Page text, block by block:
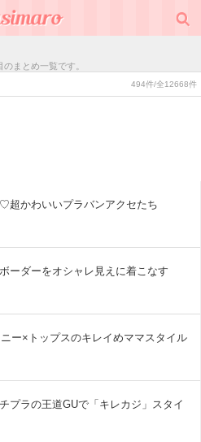
まとめ一覧です。
494件/全12668件
超かわいいプラバンアクセたち
ーダーをオシャレ見えに着こなす
ー×トップスのキレイめママスタイル
プラの王道GUで「キレカジ」スタイ